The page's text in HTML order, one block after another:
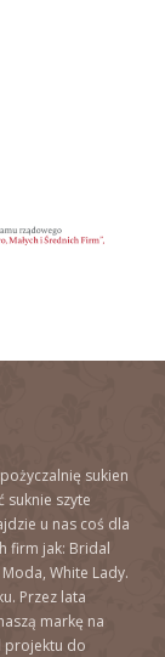
sukien
suknie szyte
u nas coś dla
firm jak: Bridal
White Lady.
Przez lata
markę na
projektu do